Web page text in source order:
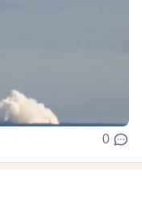
0